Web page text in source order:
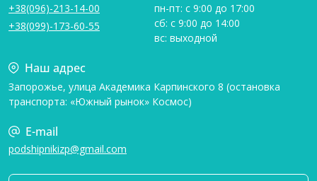
+38(096)-213-14-00
+38(099)-173-60-55
пн-пт: с 9:00 до 17:00
сб: с 9:00 до 14:00
вс: выходной
Наш адрес
Запорожье, улица Академика Карпинского 8 (остановка
транспорта: «Южный рынок» Космос)
E-mail
podshipnikizp@gmail.com